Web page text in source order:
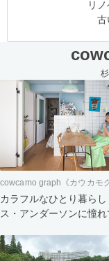
リ
古
cowcamo graph《カウカモ
カラフルなひとり暮らし
ス・アンダーソンに憧れ